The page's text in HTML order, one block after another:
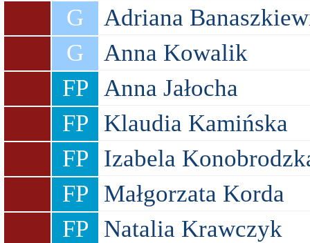
G
Adriana
G
Anna Kowalik
FP Anna Jałocha
FP
Klaudia Kamińska
FP
Izabela
FP
Małgorzata Korda
FP
Natalia Krawczyk